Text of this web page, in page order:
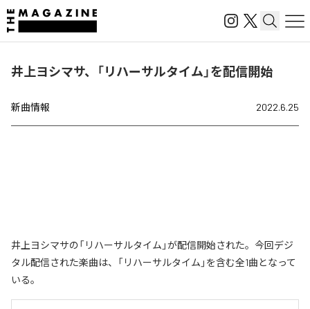
井上ヨシマサ、「リハーサルタイム」を配信開始
新曲情報 2022.6.25
井上ヨシマサの「リハーサルタイム」が配信開始された。今回デジ
タル配信された楽曲は、「リハーサルタイム」を含む全1曲となって
いる。